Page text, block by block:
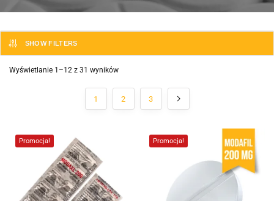
SHOW FILTERS
Wyświetlanie 1–12 z 31 wyników
1 2 3
Promocja! Promocja!